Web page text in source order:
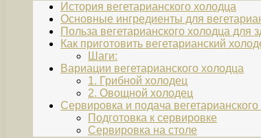
История вегетарианского холодца
Основные ингредиенты для
Польза вегетарианского холодца для
Как приготовить вегетарианский
Шаги:
Вариации вегетарианского холодца
1. Грибной холодец
2. Овощной холодец
Сервировка и подача
Подготовка к сервировке
Сервировка на столе